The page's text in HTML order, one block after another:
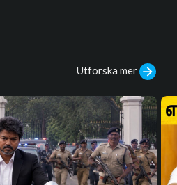
Utforska mer